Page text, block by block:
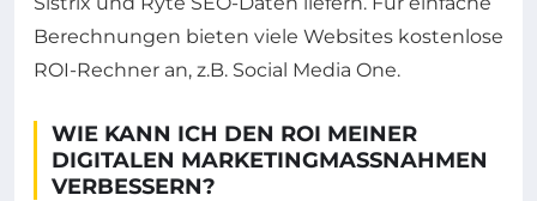
Berechnungen bieten viele Websites kostenlose
ROI-Rechner an, z.B. Social Media One.
WIE KANN ICH DEN ROI MEINER
DIGITALEN MARKETINGMASSNAHMEN V
ERBESSERN?